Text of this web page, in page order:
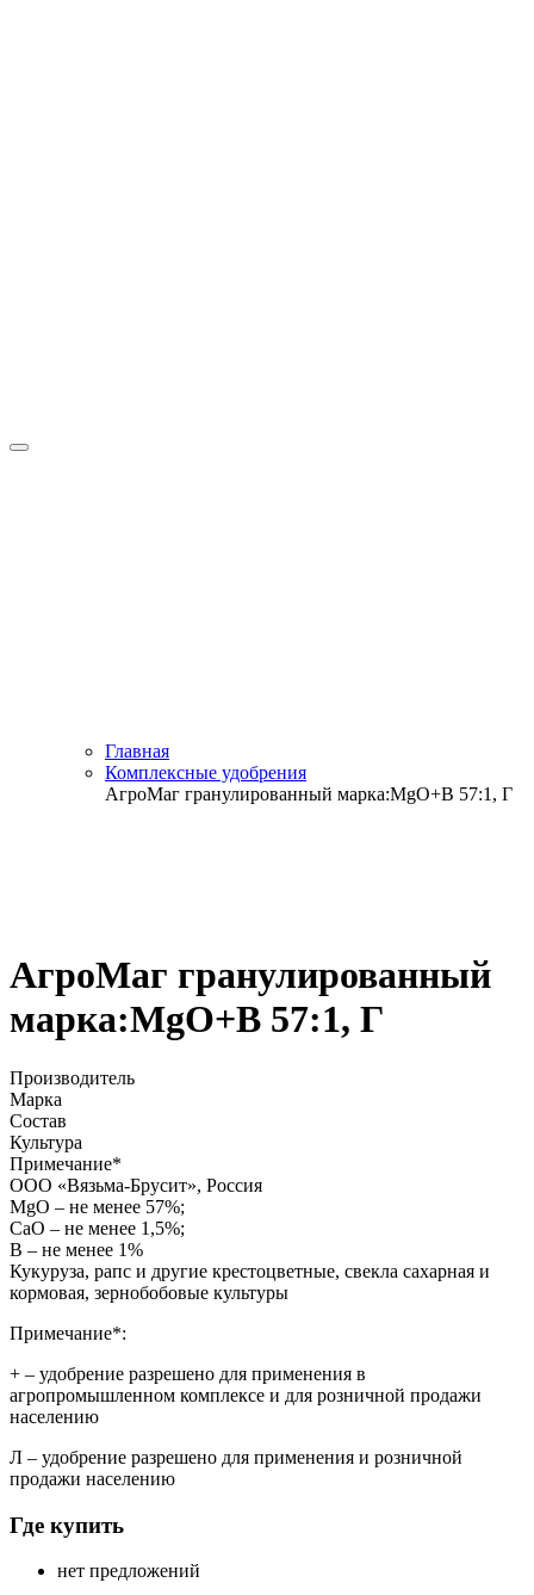
Главная
Комплексные удобрения
АгроМаг гранулированный марка:MgO+B 57:1, Г
АгроМаг гранулированный
марка:MgO+B 57:1, Г
Производитель
Марка
Состав
Культура
Примечание*
ООО «Вязьма-Брусит», Россия
MgO – не менее 57%;
СаО – не менее 1,5%;
В – не менее 1%
Кукуруза, рапс и другие крестоцветные, свекла сахарная и
кормовая, зернобобовые культуры
Примечание*:
+ – удобрение разрешено для применения в
агропромышленном комплексе и для розничной продажи
населению
Л – удобрение разрешено для применения и розничной
продажи населению
Где купить
нет предложений